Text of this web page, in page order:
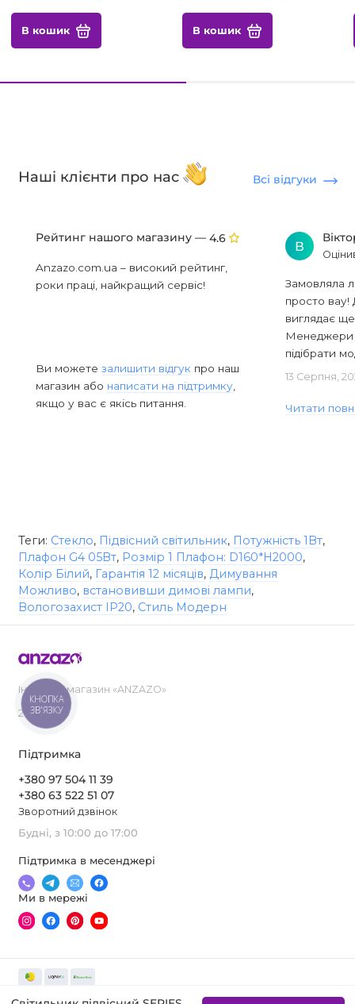
В кошик В кошик
Наші клієнти про нас Всі відгуки
Рейтинг нашого магазину — 4.6
Anzazo.com.ua – високий рейтинг,
роки праці, найкращий сервіс!
Ви можете залишити відгук про наш
магазин або написати на підтримку,
якщо у вас є якісь питання.
В
Замовляла
просто вау!
виглядає
Менеджери
підібрати
13 Серпня,
Читати
Теги: Стекло, Підвісний світильник, Потужність 1Вт,
Плафон G4 05Вт, Розмір 1 Плафон: D160*H2000,
Колір Білий, Гарантія 12 місяців, Димування
Можливо, встановивши димові лампи,
Вологозахист IP20, Стиль Модерн
Інтернет-магазин «ANZAZO»
2019-2026
Підтримка
+380 97 504 11 39
+380 63 522 51 07
Зворотний дзвінок
Будні, з 10:00 до 17:00
Підтримка в месенджері
Ми в мережі
КНОПКА
ЗВ'ЯЗКУ